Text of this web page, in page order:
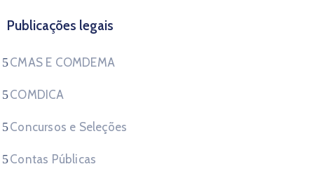
Publicações legais
CMAS E COMDEMA
COMDICA
Concursos e Seleções
Contas Públicas